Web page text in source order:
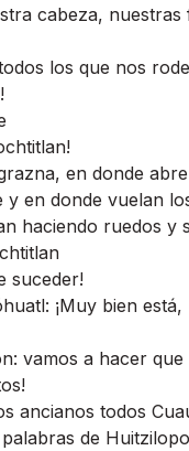
cabeza, nuestras
los que nos
en donde
y en donde vuelan
haciendo ruedos y
suceder!
¡Muy bien está,
vamos a hacer
ancianos todos
de